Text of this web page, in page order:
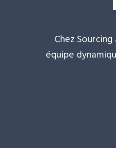
Chez
équipe